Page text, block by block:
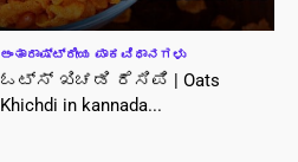
ಅಂತಾರಾಷ್ಟ್ರೀಯ ಪಾಕವಿಧಾನಗಳು
ಓಟ್ಸ್ ಖಿಚಡಿ ರೆಸಿಪಿ | Oats
Khichdi in kannada...